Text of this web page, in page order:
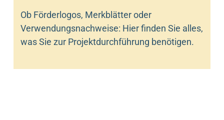
Ob Förderlogos, Merkblätter oder
Verwendungsnachweise: Hier finden Sie alles,
was Sie zur Projektdurchführung benötigen.